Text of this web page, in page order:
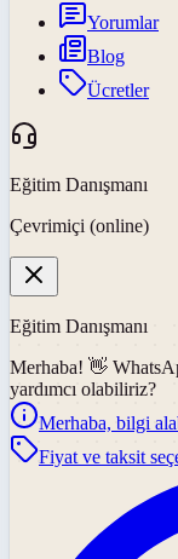
Yorumlar
Blog
Ücretler
Eğitim Danışmanı
Çevrimiçi (online)
Eğitim Danışmanı
Merhaba! 👋
yardımcı olabiliriz?
Merhaba, bilgi
Fiyat ve taksit